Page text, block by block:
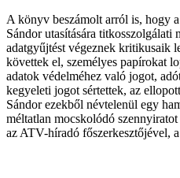
A könyv beszámolt arról is, hogy
Sándor utasítására titkosszolgálati
adatgyűjtést végeznek kritikusaik
követtek el, személyes papírokat
adatok védelméhez való jogot,
kegyeleti jogot sértettek, az
Sándor ezekből névtelenül egy
méltatlan mocskolódó
az ATV-híradó főszerkesztőjével,